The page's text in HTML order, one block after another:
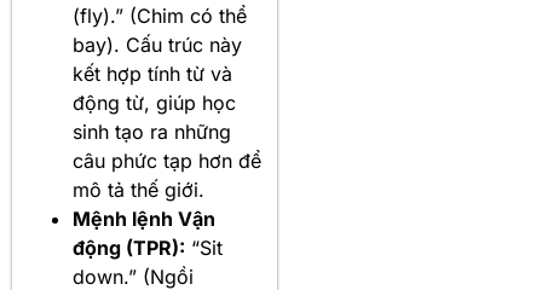
(fly).” (Chim có thể
bay). Cấu trúc này
kết hợp tính từ và
động từ, giúp học
sinh tạo ra những
câu phức tạp hơn để
mô tả thế giới.
Mệnh lệnh Vận
động (TPR): “Sit
down.” (Ngồi